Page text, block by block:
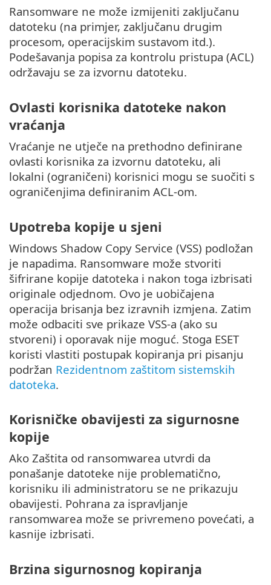
Ransomware ne može izmijeniti zaključanu
datoteku (na primjer, zaključanu drugim
procesom, operacijskim sustavom itd.).
Podešavanja popisa za kontrolu pristupa (ACL)
održavaju se za izvornu datoteku.
Ovlasti korisnika datoteke nakon
vraćanja
Vraćanje ne utječe na prethodno definirane
ovlasti korisnika za izvornu datoteku, ali
lokalni (ograničeni) korisnici mogu se suočiti s
ograničenjima definiranim ACL-om.
Upotreba kopije u sjeni
Windows Shadow Copy Service (VSS) podložan
je napadima. Ransomware može stvoriti
šifrirane kopije datoteka i nakon toga izbrisati
originale odjednom. Ovo je uobičajena
operacija brisanja bez izravnih izmjena. Zatim
može odbaciti sve prikaze VSS-a (ako su
stvoreni) i oporavak nije moguć. Stoga ESET
koristi vlastiti postupak kopiranja pri pisanju
podržan Rezidentnom zaštitom sistemskih
datoteka.
Korisničke obavijesti za sigurnosne
kopije
Ako Zaštita od ransomwarea utvrdi da
ponašanje datoteke nije problematično,
korisniku ili administratoru se ne prikazuju
obavijesti. Pohrana za ispravljanje
ransomwarea može se privremeno povećati, a
kasnije izbrisati.
Brzina sigurnosnog kopiranja